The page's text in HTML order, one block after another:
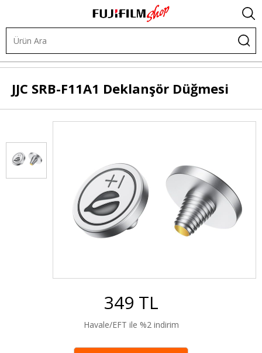
JJC SRB-F11A1 Deklanşör Düğmesi
349 TL
Havale/EFT ile %2 indirim